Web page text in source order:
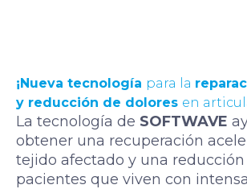
¡Nueva tecnología para la
y reducción de dolores en
La tecnología de SOFTWAVE
obtener una recuperación
tejido afectado y una
pacientes que viven con